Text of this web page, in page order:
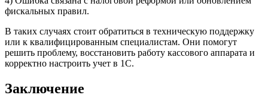
фискальных правил.
В таких случаях стоит обратиться в техническую поддержку
или к квалифицированным специалистам. Они помогут
решить проблему, восстановить работу кассового аппарата и
корректно настроить учет в 1С.
Заключение